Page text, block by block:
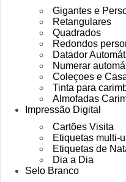
Gigantes e
Retangulares
Quadrados
Redondos
Datador
Numerar
Coleçoes e
Tinta para
Almofadas
Impressão Digital
Cartões Visita
Etiquetas multi-
Etiquetas de
Dia a Dia
Selo Branco